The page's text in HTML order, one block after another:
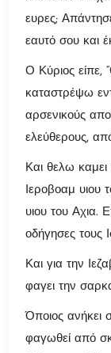
ευρες;
εαυτό σου και
Ο Κύριος είπε,
καταστρέψω
αρσενικούς
ελεύθερους,
Και θελω καμει
Ιεροβοαμ υιου
υιου του Αχια.
οδήγησες τους
Και για την
φαγει την
Όποιος ανήκει
φαγωθεί από